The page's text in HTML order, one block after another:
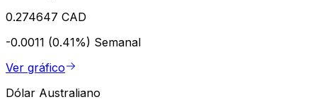
0.274647 CAD
-0.0011 (0.41%) Semanal
Ver gráfico
Dólar Australiano